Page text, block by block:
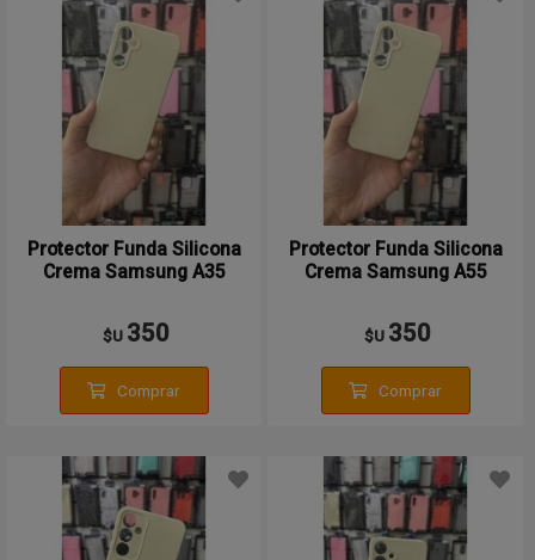
Protector Funda Silicona
Crema Samsung A35
$U 350
Comprar
Protector Funda Silicona
Crema Samsung A55
$U 350
Comprar